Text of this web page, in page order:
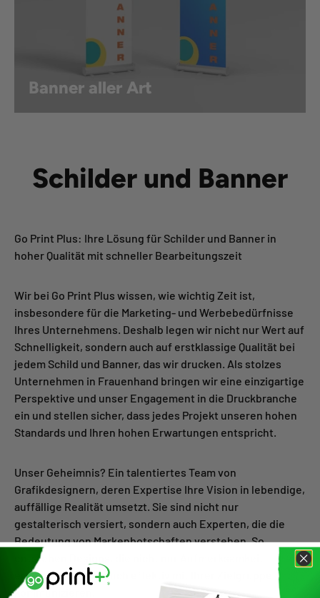
Banner aller Art
Schilder und Banner
Go Print Plus: Ihre Lösung für Schilder und Banner in
hoher Qualität mit schneller Bearbeitungszeit
Wir bei Go Print Plus wissen, wie wichtig Zeit ist,
insbesondere für die Marketing- und Werbebedürfnisse
Ihres Unternehmens. Deshalb legen wir nicht nur Wert auf
Schnelligkeit, sondern auch auf erstklassige Qualität bei
jedem Schild und Banner, das wir drucken. Als stolzes
Unternehmen in Frauenhand bringen wir eine einzigartige
Perspektive und unser Engagement in die Druckbranche
ein und stellen sicher, dass jedes Projekt unseren hohen
Standards und Ihren hohen Erwartungen entspricht.
Unser Geheimnis? Ein talentiertes Team von
Grafikdesignern, deren Expertise Ihre Vision in lebendige,
auffällige Realität umsetzt. Sie sind nicht nur
gestalterisch versiert, sondern auch Experten, die die
Bedeutung von Markenbotschaften verstehen. So
entstehen Designs, die nicht nur Aufmerksamkeit
erregen, sondern auch effektiv mit Ihrer Zielgruppe
kommunizieren.